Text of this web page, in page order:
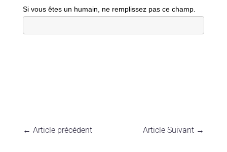
Si vous êtes un humain, ne remplissez pas ce champ.
← Article précédent Article Suivant →